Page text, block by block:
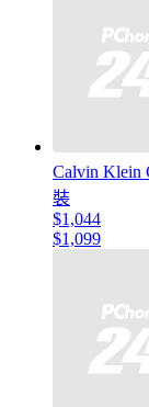
Calvin Klein
裝
$1,044
$1,099